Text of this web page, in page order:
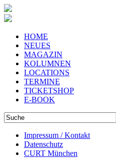
HOME
NEUES
MAGAZIN
KOLUMNEN
LOCATIONS
TERMINE
TICKETSHOP
E-BOOK
Impressum / Kontakt
Datenschutz
CURT München